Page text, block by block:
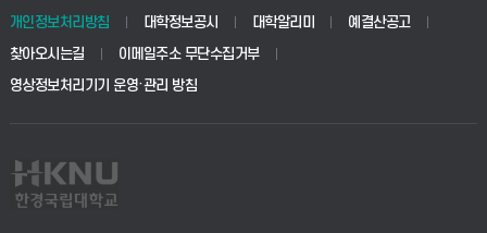
개인정보처리방침 대학정보공시 대학알리미
예결산공고
찾아오시는길
이메일주소 무단수집거부
영상정보처리기기 운영·관리 방침